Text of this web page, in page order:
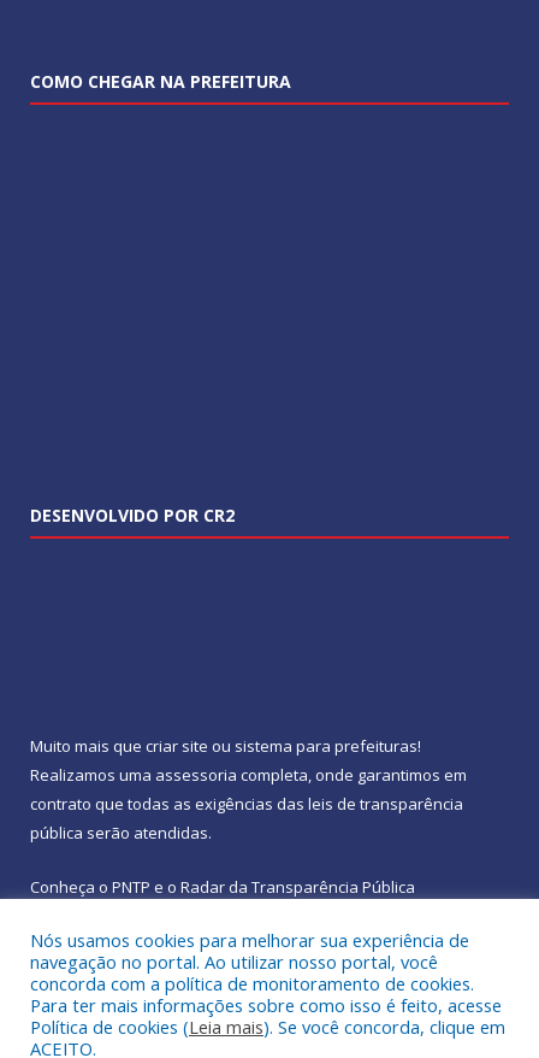
COMO CHEGAR NA PREFEITURA
DESENVOLVIDO POR CR2
Muito mais que criar site ou sistema para prefeituras!
Realizamos uma assessoria completa, onde garantimos em
contrato que todas as exigências das leis de transparência
pública serão atendidas.
Conheça o PNTP e o Radar da Transparência Pública
Todos os direitos reservados a Prefeitura Municipal de
Rebouças.
Nós usamos cookies para melhorar sua experiência de
navegação no portal. Ao utilizar nosso portal, você
concorda com a política de monitoramento de cookies.
Para ter mais informações sobre como isso é feito, acesse
Política de cookies (Leia mais). Se você concorda, clique em
ACEITO.